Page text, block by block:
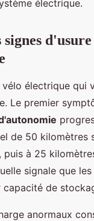
électrique.
signes
électrique qui
Le premier
de 50 kilomètres
puis à 25
signale que
capacité de
anormaux